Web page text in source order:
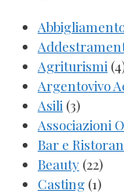
Agriturismi
Argentovivo
Asili (3)
Associazioni
Bar e
Beauty (22)
Casting (1)